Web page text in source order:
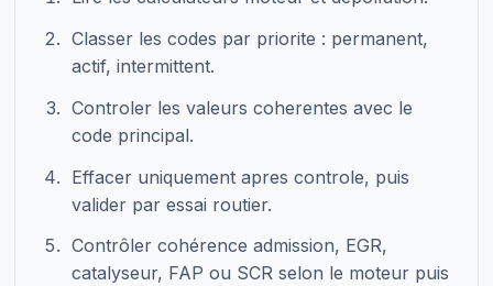
Classer les codes par priorite : permanent,
actif, intermittent.
Controler les valeurs coherentes avec le
code principal.
Effacer uniquement apres controle, puis
valider par essai routier.
Contrôler cohérence admission, EGR,
catalyseur, FAP ou SCR selon le moteur puis